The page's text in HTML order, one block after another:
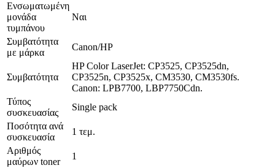
Ενσωματωμένη
μονάδα
τυμπάνου
Ναι
Συμβατότητα
με μάρκα
Canon/HP
Συμβατότητα
HP Color LaserJet: CP3525, CP3525dn,
CP3525n, CP3525x, CM3530, CM3530fs.
Canon: LPB7700, LBP7750Cdn.
Τύπος
συσκευασίας
Single pack
Ποσότητα ανά
συσκευασία
1 τεμ.
Αριθμός
μαύρων toner
1